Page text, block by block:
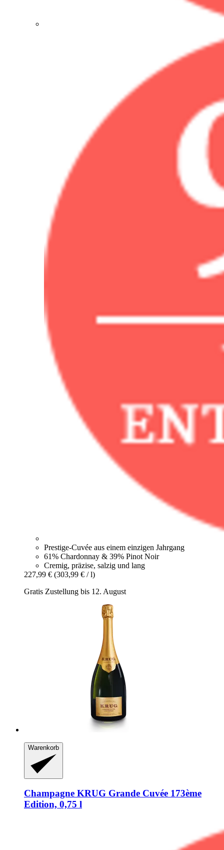
Prestige-Cuvée aus einem einzigen Jahrgang
61% Chardonnay & 39% Pinot Noir
Cremig, präzise, salzig und lang
227,99 € (303,99 € / l)
Gratis Zustellung bis 12. August
Warenkorb
Champagne KRUG Grande Cuvée 173ème
Edition, 0,75 l